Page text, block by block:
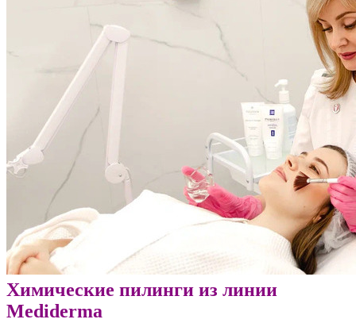
Химические пилинги из линии
Mediderma